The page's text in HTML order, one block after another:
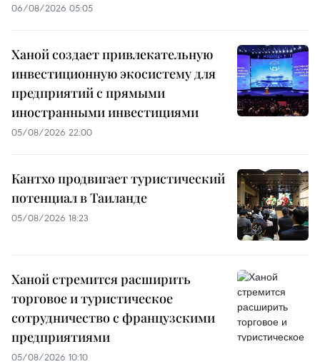
06/08/2026 05:05
Ханой создает привлекательную
инвестиционную экосистему для
предприятий с прямыми
иностранными инвестициями
05/08/2026 22:00
Кантхо продвигает туристический
потенциал в Таиланде
05/08/2026 18:23
Ханой стремится расширить
торговое и туристическое
сотрудничество с французскими
предприятиями
05/08/2026 10:10